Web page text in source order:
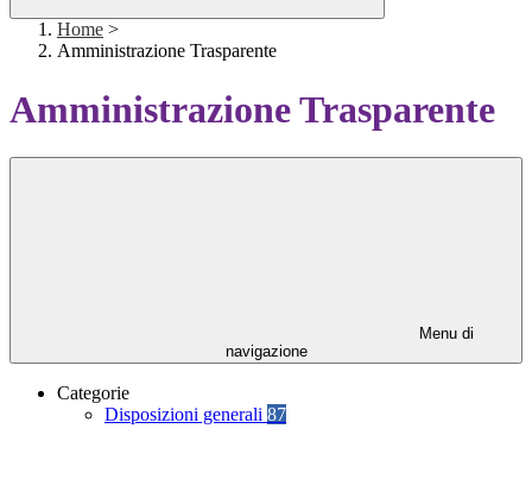
Home >
Amministrazione Trasparente
Amministrazione Trasparente
Menu di
navigazione
Categorie
Disposizioni generali 87